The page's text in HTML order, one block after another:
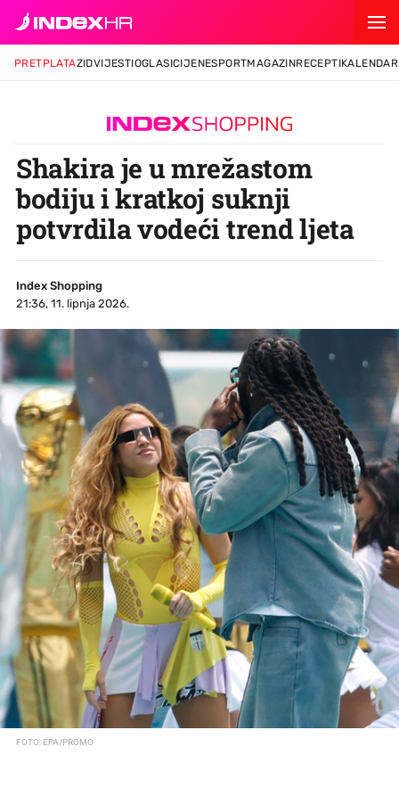
PRETPLATAZIDVIJESTIOGLASICIJENESPORTMAGAZINRECEPTIKALENDAR
Shakira je u mrežastom
bodiju i kratkoj suknji
potvrdila vodeći trend ljeta
Index Shopping
21:36, 11. lipnja 2026.
FOTO: EPA/PROMO